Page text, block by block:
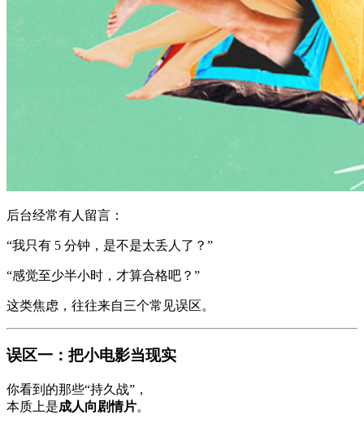
后台经常有人留言：
“我只有 5 分钟，是不是太丢人了？”
“感觉至少半小时，才算合格吧？”
这类焦虑，往往来自三个常见误区。
误区一：把小电影当现实
你看到的那些“持久战”，
本质上是成人向剧情片。